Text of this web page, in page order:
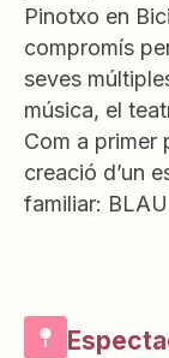
Pinotxo en
compromís
seves
música, el
Com a primer
creació d’un
familiar: